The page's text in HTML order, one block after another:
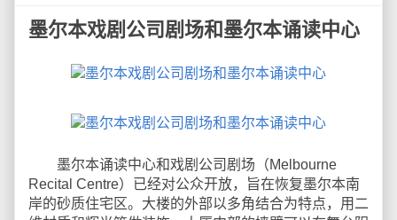
墨尔本戏剧公司剧场和墨尔本诵读中心
墨尔本诵读中心和戏剧公司剧场（Melbourne
Recital Centre）已经对公众开放，旨在恢复墨尔本南
岸的砂质住宅区。大楼的外部以多角结合为特点，用二